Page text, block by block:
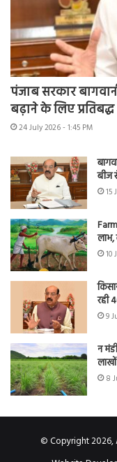
पंजाब सरकार
बढ़ाने के लिए प्रतिबद्ध
24 July 2026 - 1:45 PM
बीज
15
लाभ,
10
रही
9
न
8
© Copyright 2026,